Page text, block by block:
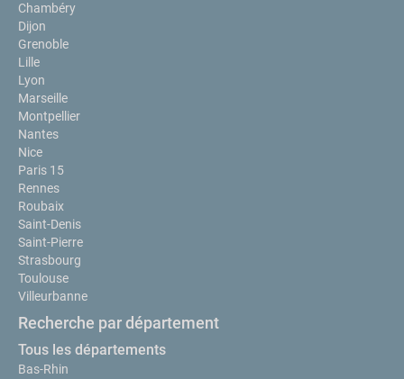
Chambéry
Dijon
Grenoble
Lille
Lyon
Marseille
Montpellier
Nantes
Nice
Paris 15
Rennes
Roubaix
Saint-Denis
Saint-Pierre
Strasbourg
Toulouse
Villeurbanne
Recherche par département
Tous les départements
Bas-Rhin